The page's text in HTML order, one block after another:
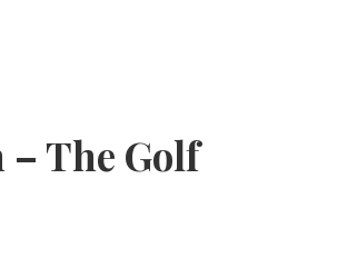
– The Golf